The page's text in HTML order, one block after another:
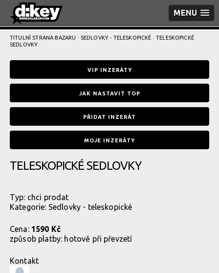
MENU
TITULNÍ STRANA BAZARU · SEDLOVKY - TELESKOPICKÉ · TELESKOPICKÉ
SEDLOVKY
VIP INZERÁTY
JAK NASTAVIT TOP
PŘIDAT INZERÁT
MOJE INZERÁTY
TELESKOPICKÉ SEDLOVKY
Typ: chci prodat
Kategorie: Sedlovky - teleskopické
Cena: 1590 Kč
způsob platby: hotově při převzetí
Kontakt